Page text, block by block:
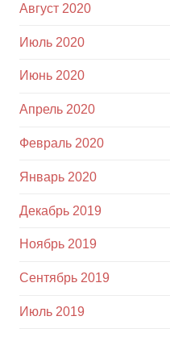
Август 2020
Июль 2020
Июнь 2020
Апрель 2020
Февраль 2020
Январь 2020
Декабрь 2019
Ноябрь 2019
Сентябрь 2019
Июль 2019